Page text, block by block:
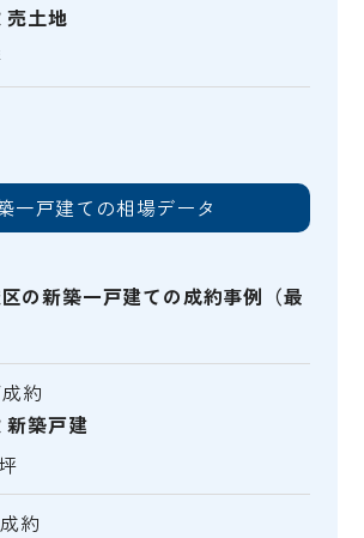
売土地
一戸建ての相場データ
の新築一戸建ての成約事例（最
約
新築戸建
約